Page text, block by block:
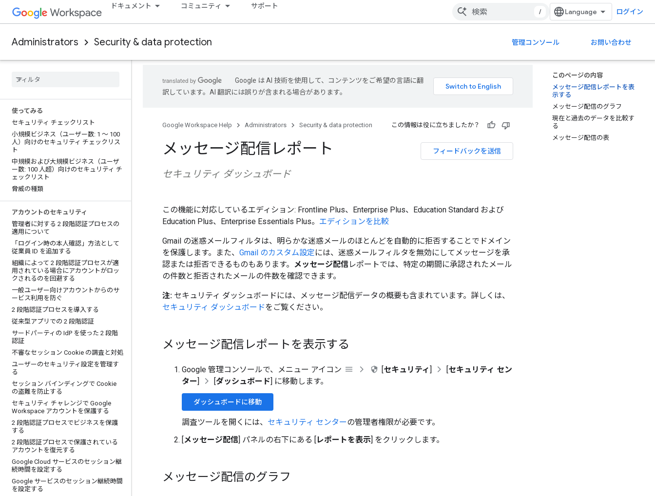
ドキュメント コミュニティ サポート
/ ログイン
Administrators Security & data protection 管理コンソール お問い合わせ
使ってみる
セキュリティ チェックリスト
小規模ビジネス（ユーザー数: 1 ～ 100
人）向けのセキュリティ チェックリス
ト
中規模および大規模ビジネス（ユーザ
ー数: 100 人超）向けのセキュリティ チ
ェックリスト
脅威の種類
アカウントのセキュリティ
管理者に対する 2 段階認証プロセスの
適用について
「ログイン時の本人確認」方法として
従業員 ID を追加する
組織によって 2 段階認証プロセスが適
用されている場合にアカウントがロッ
クされるのを回避する
一般ユーザー向けアカウントからのサ
ービス利用を防ぐ
2 段階認証プロセスを導入する
従来型アプリでの 2 段階認証
サードパーティの IdP を使った 2 段階
認証
不審なセッション Cookie の調査と対処
ユーザーのセキュリティ設定を管理す
る
セッション バインディングで Cookie
の盗難を防止する
セキュリティ チャレンジで Google
Workspace アカウントを保護する
2 段階認証プロセスでビジネスを保護
する
2 段階認証プロセスで保護されている
アカウントを復元する
Google Cloud サービスのセッション継
続時間を設定する
Google サービスのセッション継続時間
を設定する
このページの内容
メッセージ配信レポートを表
示する
メッセージ配信のグラフ
現在と過去のデータを比較す
る
メッセージ配信の表
Google は AI 技術を使用して、コンテンツをご希望の言語に翻
訳しています。AI 翻訳には誤りが含まれる場合があります。
Google Workspace Help Administrators Security & data protection この情報は役に立ちましたか？
フィードバックを送信
メッセージ配信レポート
セキュリティ ダッシュボード
この機能に対応しているエディション: Frontline Plus、Enterprise Plus、Education Standard および
Education Plus、Enterprise Essentials Plus。 エディションを比較
Gmail の迷惑メールフィルタは、明らかな迷惑メールのほとんどを自動的に拒否することでドメイン
を保護します。また、 Gmail のカスタム設定には、迷惑メールフィルタを無効にしてメッセージを承
認または拒否できるものもあります。 メッセージ配信レポートでは、特定の期間に承認されたメール
の件数と拒否されたメールの件数を確認できます。
注: セキュリティ ダッシュボードには、メッセージ配信データの概要も含まれています。詳しくは、
セキュリティ ダッシュボードをご覧ください。
メッセージ配信レポートを表示する
Google 管理コンソールで、メニュー アイコン [セキュリティ] [セキュリティ セン
ター] [ダッシュボード] に移動します。
ダッシュボードに移動
調査ツールを開くには、 セキュリティ センターの管理者権限が必要です。
[メッセージ配信] パネルの右下にある [レポートを表示] をクリックします。
メッセージ配信のグラフ